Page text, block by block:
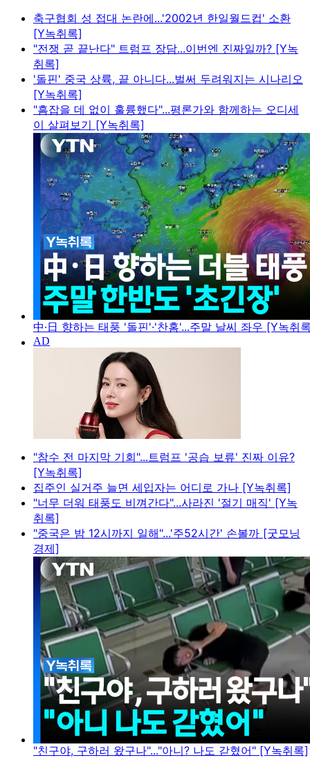
축구협회 성 접대 논란에...'2002년 한일월드컵' 소환
[Y녹취록]
"전쟁 곧 끝난다" 트럼프 장담...이번엔 진짜일까? [Y녹
취록]
'돌핀' 중국 상륙, 끝 아니다...벌써 두려워지는 시나리오
[Y녹취록]
"흠잡을 데 없이 훌륭했다"...평론가와 함께하는 오디세
이 살펴보기 [Y녹취록]
中·日 향하는 태풍 '돌핀'·'찬홈'...주말 날씨 좌우 [Y녹취
"참수 전 마지막 기회"...트럼프 '공습 보류' 진짜 이유?
[Y녹취록]
집주인 실거주 늘면 세입자는 어디로 가나 [Y녹취록]
"너무 더워 태풍도 비껴간다"...사라진 '절기 매직' [Y녹
취록]
"중국은 밤 12시까지 일해"...'주52시간' 손볼까 [굿모닝
경제]
"친구야, 구하러 왔구나"..."아니? 나도 갇혔어" [Y녹취록]